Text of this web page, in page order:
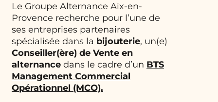
Le Groupe Alternance Aix-en-
Provence recherche pour l’une de
ses entreprises partenaires
spécialisée dans la bijouterie, un(e)
Conseiller(ère) de Vente en
alternance dans le cadre d’un BTS
Management Commercial
Opérationnel (MCO).